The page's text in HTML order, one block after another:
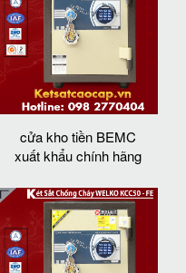
cửa kho tiền BEMC
xuất khẩu chính hãng